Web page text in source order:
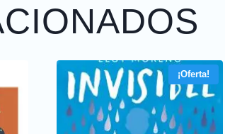
¡Oferta!